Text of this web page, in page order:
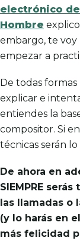
electrónico
Hombre
embargo, te
empezar a
De todas
explicar e
entiendes la
compositor. Si
técnicas serán
De ahora en
SIEMPRE
las llamadas o
(y lo harás en
más felicidad